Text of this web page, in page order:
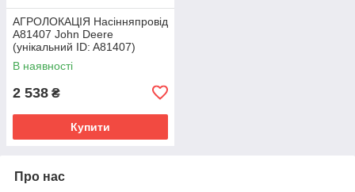
АГРОЛОКАЦІЯ Насінняпровід
A81407 John Deere
(унікальний ID: A81407)
В наявності
2 538 ₴
Купити
Про нас